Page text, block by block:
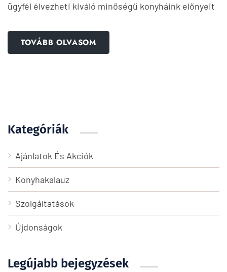
ügyfél élvezheti kiváló minőségű konyháink előnyeit
TOVÁBB OLVASOM
Kategóriák
Ajánlatok És Akciók
Konyhakalauz
Szolgáltatások
Újdonságok
Legújabb bejegyzések